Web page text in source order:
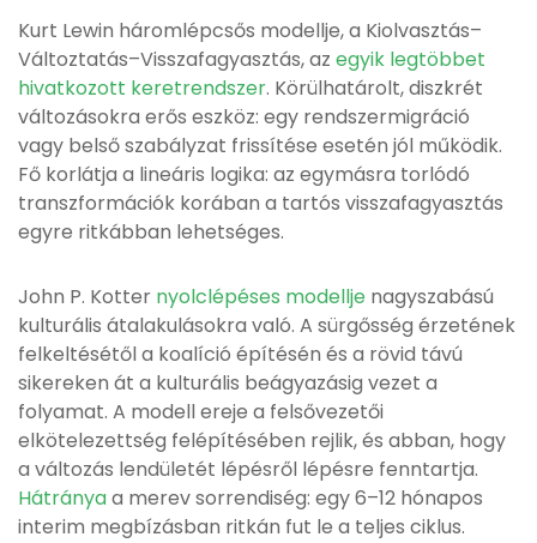
Kurt Lewin háromlépcsős modellje, a Kiolvasztás–
Változtatás–Visszafagyasztás, az egyik legtöbbet
hivatkozott keretrendszer. Körülhatárolt, diszkrét
változásokra erős eszköz: egy rendszermigráció
vagy belső szabályzat frissítése esetén jól működik.
Fő korlátja a lineáris logika: az egymásra torlódó
transzformációk korában a tartós visszafagyasztás
egyre ritkábban lehetséges.
John P. Kotter nyolclépéses modellje nagyszabású
kulturális átalakulásokra való. A sürgősség érzetének
felkeltésétől a koalíció építésén és a rövid távú
sikereken át a kulturális beágyazásig vezet a
folyamat. A modell ereje a felsővezetői
elkötelezettség felépítésében rejlik, és abban, hogy
a változás lendületét lépésről lépésre fenntartja.
Hátrányaa merev sorrendiség: egy 6–12 hónapos
interim megbízásban ritkán fut le a teljes ciklus.